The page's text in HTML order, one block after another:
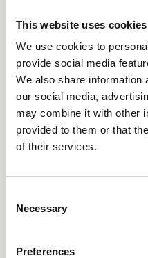
This website uses cookies
We use cookies to
provide social media
We also share information
our social media,
may combine it with other
provided to them or that
of their services.
Selection
Necessary
Preferences
Fotobibliotheek